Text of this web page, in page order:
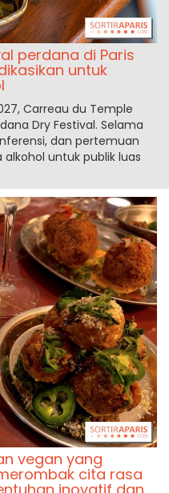
perdana di Paris
untuk
Carreau du Temple
Dry Festival. Selama
dan pertemuan
untuk publik luas
vegan yang
cita rasa